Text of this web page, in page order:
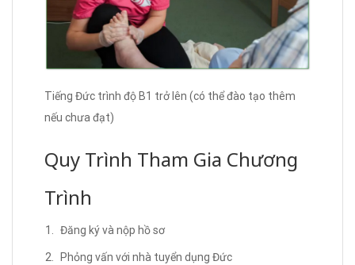
Tiếng Đức trình độ B1 trở lên (có thể đào tạo thêm
nếu chưa đạt)
Quy Trình Tham Gia Chương
Trình
Đăng ký và nộp hồ sơ
Phỏng vấn với nhà tuyển dụng Đức